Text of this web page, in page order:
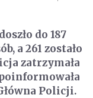
do 187
a 261 zostało
zatrzymała
Policji.